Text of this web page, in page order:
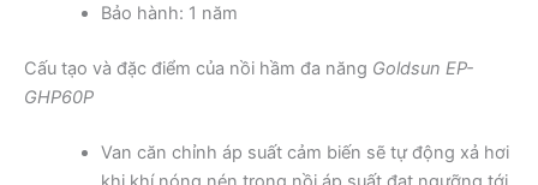
Bảo hành: 1 năm
Cấu tạo và đặc điểm của nồi hầm đa năng Goldsun EP-
GHP60P
Van căn chỉnh áp suất cảm biến sẽ tự động xả hơi